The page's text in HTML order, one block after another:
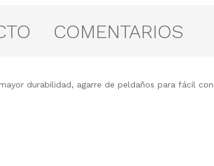
COMENTARIOS
durabilidad, agarre de peldaños para fácil